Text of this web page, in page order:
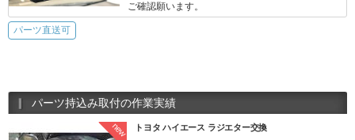
ご確認願います。
パーツ直送可
パーツ持込み取付の作業実績
new
トヨタ ハイエース ラジエター交換